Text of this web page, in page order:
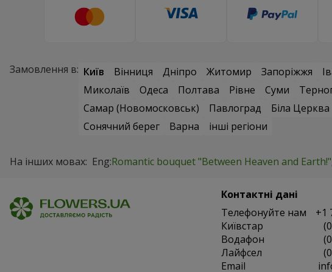
Замовлення в: Київ Вінниця Дніпро Житомир Запоріжжя
Миколаїв
Одеса Полтава Рівне Суми
Самар (Новомосковськ)
Павлоград Біла Церква
Сонячний берег
Варна інші регіони
На інших мовах: Eng:Romantic bouquet "Between Heaven and Earth!"
Контактні дані
Телефонуйте нам
+1
Київстар
Водафон
Лайфсел
Email